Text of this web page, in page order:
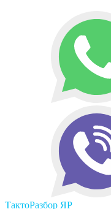
ТактоРазбор ЯР